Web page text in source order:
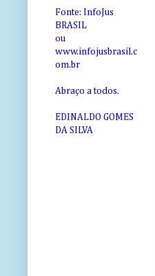
Fonte: InfoJus
BRASIL
ou
www.infojusbrasil.c
om.br
Abraço a todos.
EDINALDO GOMES
DA SILVA